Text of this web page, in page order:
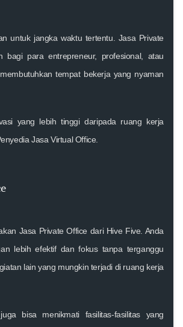
untuk jangka waktu tertentu. Jasa Private
bagi para entrepreneur, profesional, atau
tempat bekerja yang nyaman
yang lebih tinggi daripada ruang kerja
Jasa Virtual Office.
Jasa Private Office dari Hive Five. Anda
lebih efektif dan fokus tanpa terganggu
lain yang mungkin terjadi di ruang kerja
bisa menikmati fasilitas-fasilitas yang